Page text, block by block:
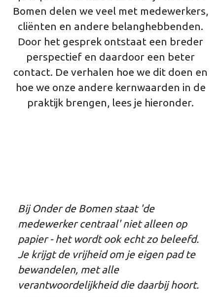
Bomen delen we veel met medewerkers,
cliënten en andere belanghebbenden.
Door het gesprek ontstaat een breder
perspectief en daardoor een beter
contact. De verhalen hoe we dit doen en
hoe we onze andere kernwaarden in de
praktijk brengen, lees je hieronder.
Bij Onder de Bomen staat 'de
medewerker centraal' niet alleen op
papier - het wordt ook echt zo beleefd.
Je krijgt de vrijheid om je eigen pad te
bewandelen, met alle
verantwoordelijkheid die daarbij hoort.